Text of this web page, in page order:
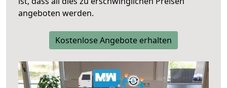
angeboten werden.
Kostenlose Angebote erhalten